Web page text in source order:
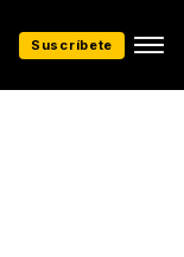
Suscríbete